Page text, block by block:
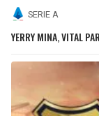
SERIE A
YERRY MINA, VITAL